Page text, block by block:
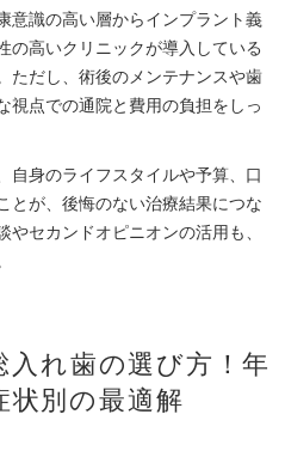
意識の高い層からインプラント義
の高いクリニックが導入している
ただし、術後のメンテナンスや歯
視点での通院と費用の負担をしっ
自身のライフスタイルや予算、口
とが、後悔のない治療結果につな
セカンドオピニオンの活用も、
入れ歯の選び方！年
状別の最適解